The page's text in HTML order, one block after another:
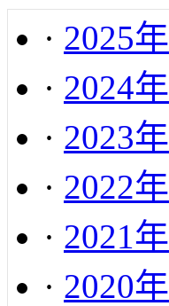
· 2025年
· 2024年
· 2023年
· 2022年
· 2021年
· 2020年